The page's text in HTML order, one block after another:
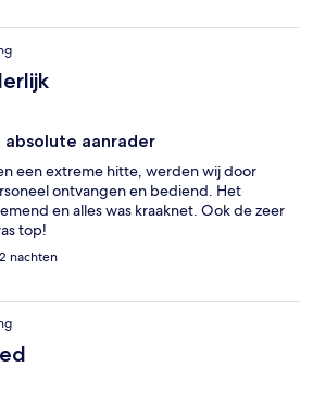
absolute aanrader
een extreme hitte, werden wij door
ontvangen en bediend. Het
en alles was kraaknet. Ook de zeer
top!
nachten